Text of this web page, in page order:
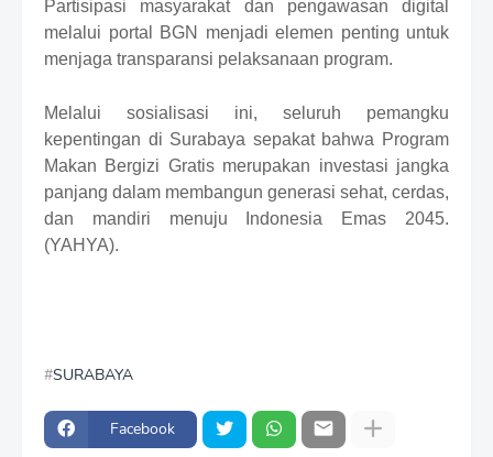
Partisipasi masyarakat dan pengawasan digital
melalui portal BGN menjadi elemen penting untuk
menjaga transparansi pelaksanaan program.
Melalui sosialisasi ini, seluruh pemangku
kepentingan di Surabaya sepakat bahwa Program
Makan Bergizi Gratis merupakan investasi jangka
panjang dalam membangun generasi sehat, cerdas,
dan mandiri menuju Indonesia Emas 2045.
(YAHYA).
SURABAYA
Facebook